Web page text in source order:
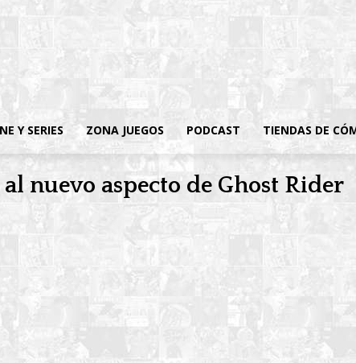
Y SERIES ZONA JUEGOS PODCAST TIENDAS DE
nuevo aspecto de Ghost Rider